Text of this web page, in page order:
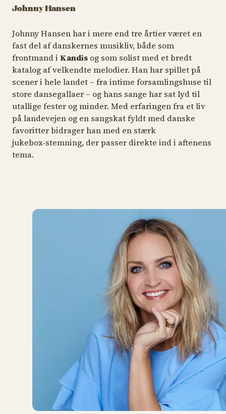
Johnny Hansen
Johnny Hansen har i mere end tre årtier været en
fast del af danskernes musikliv, både som
frontmand i Kandis og som solist med et bredt
katalog af velkendte melodier. Han har spillet på
scener i hele landet – fra intime forsamlingshuse til
store dansegallaer – og hans sange har sat lyd til
utallige fester og minder. Med erfaringen fra et liv
på landevejen og en sangskat fyldt med danske
favoritter bidrager han med en stærk
jukebox‑stemning, der passer direkte ind i aftenens
tema.